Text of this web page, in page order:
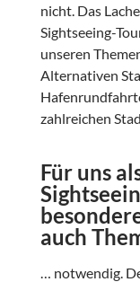
nicht. Das
Sightseeing-
unseren
Alternativen
zahlreichen
Für uns
auch
… notwendig.